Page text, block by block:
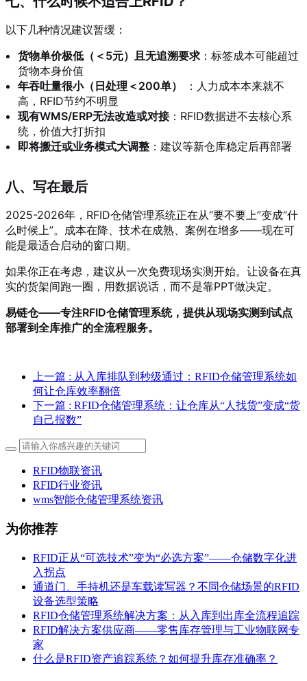
以下几种情况建议暂缓：
货物单价极低（＜5元）且无追溯要求：标签成本可能超过
货物本身价值
年吞吐量很小（日处理＜200单）
：人力成本本来就不
高，RFID节约不明显
现有WMS/ERP无法改造或对接：RFID数据进不去核心系
统，价值大打折扣
即将搬迁或业务模式大调整 ：建议等新仓库稳定后再部署
八、写在最后
2025-2026年，RFID仓储管理系统正在从“要不要上”变成“什
么时候上”。成本在降、技术在成熟、案例在增多——现在可
能是最适合启动的窗口期。
如果你正在考虑，建议从一次免费现场实测开始。让设备在真
实的货架间跑一圈，用数据说话，而不是靠PPT做决定。
易链仓——专注RFID仓储管理系统，提供从现场实测到试点
部署到全库推广的全流程服务。
上一篇 : 从入库排队到秒级通过：RFID仓储管理系统如
何让仓库效率翻倍
下一篇 : RFID仓储管理系统：让仓库从“人找货”变成“货
自己报数”
RFID物联资讯
RFID行业资讯
wms智能仓储管理系统资讯
为你推荐
RFID正从“可选技术”变为“必选方案”——仓储数字化进
入拐点
通道门、手持机还是车载读写器？不同仓储场景的RFID
设备选型策略
RFID仓储管理系统解决方案：从入库到出库全流程追踪
RFID解决方案供应商——零售库存管理与工业物联网专
家
什么是RFID资产追踪系统？如何提升库存准确率？